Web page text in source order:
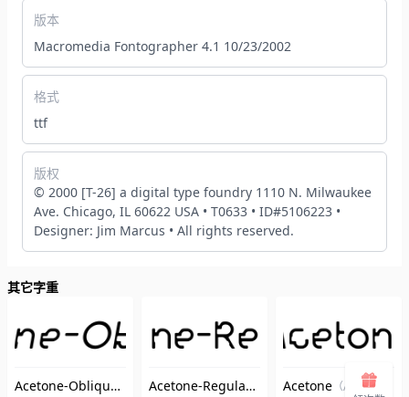
版本
Macromedia Fontographer 4.1 10/23/2002
格式
ttf
版权
© 2000 [T-26] a digital type foundry 1110 N. Milwaukee
Ave. Chicago, IL 60622 USA • T0633 • ID#5106223 •
Designer: Jim Marcus • All rights reserved.
其它字重
Acetone-Oblique（Acetone-Oblique） Acetone-Regular（Acetone-Regular）
Acetone（Acetone）